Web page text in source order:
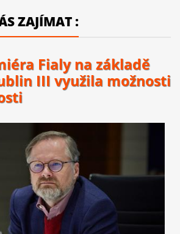
ZAJÍMAT :
Fialy na základě
III využila možnosti